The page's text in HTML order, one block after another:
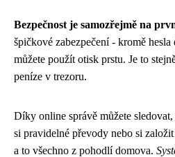
Bezpečnost je samozřejmě na
špičkové zabezpečení - kromě
můžete použít otisk prstu. Je to
peníze v trezoru.
Díky online správě můžete
si pravidelné převody nebo si
a to všechno z pohodlí domova.